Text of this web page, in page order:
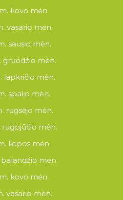
kovo mėn.
vasario mėn.
sausio mėn.
gruodžio mėn.
lapkričio mėn.
spalio mėn.
rugsėjo mėn.
rugpjūčio mėn.
liepos mėn.
mėn.
kovo mėn.
vasario mėn.